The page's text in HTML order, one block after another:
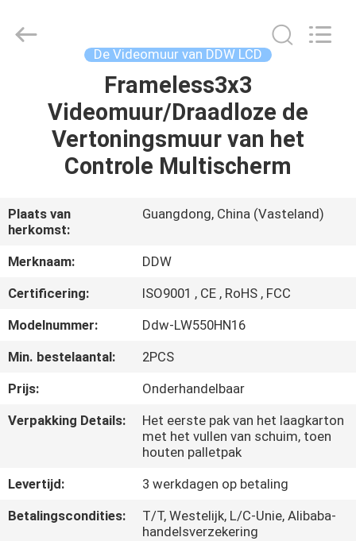
PRODUCTEN
ONS
FABRIEKSREIS
KWALITEITSCONTROLE
CONTACTEER
ONS
VERZOEK
OM
Rights
De Videomuur van DDW LCD
Frameless3x3
Videomuur/Draadloze de
Vertoningsmuur van het
Controle Multischerm
Plaats van
herkomst:
Guangdong, China (Vasteland)
Merknaam:
DDW
Certificering:
ISO9001 , CE , RoHS , FCC
Modelnummer:
Ddw-LW550HN16
Min. bestelaantal:
2PCS
Prijs:
Onderhandelbaar
Verpakking Details:
Het eerste pak van het laagkarton
met het vullen van schuim, toen
houten palletpak
Levertijd:
3 werkdagen op betaling
Betalingscondities:
T/T, Westelijk, L/C-Unie, Alibaba-
handelsverzekering